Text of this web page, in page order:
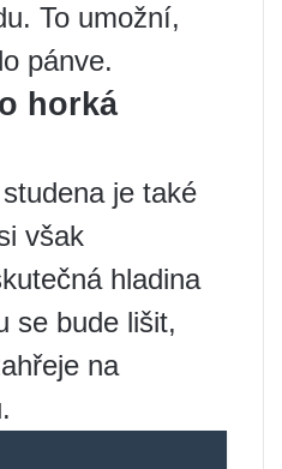
To umožní,
pánve.
horká
je také
však
hladina
se bude lišit,
na